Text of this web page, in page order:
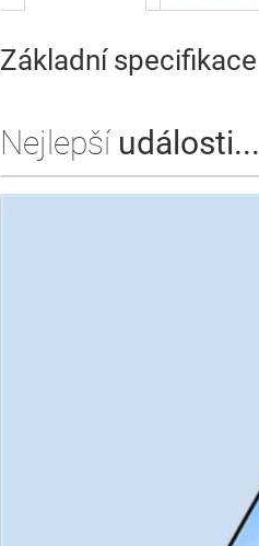
Základní specifikace
Nejlepší události...